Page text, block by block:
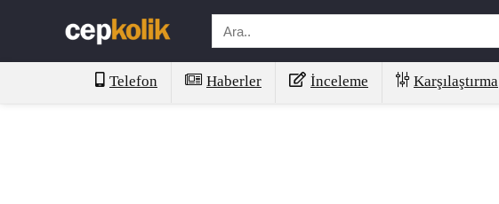
Telefon Haberler İnceleme Karşılaştırma